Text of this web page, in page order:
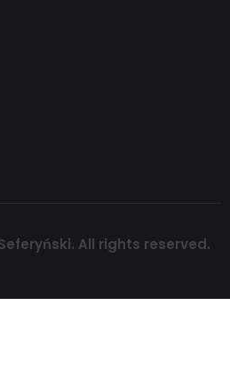
All rights reserved.